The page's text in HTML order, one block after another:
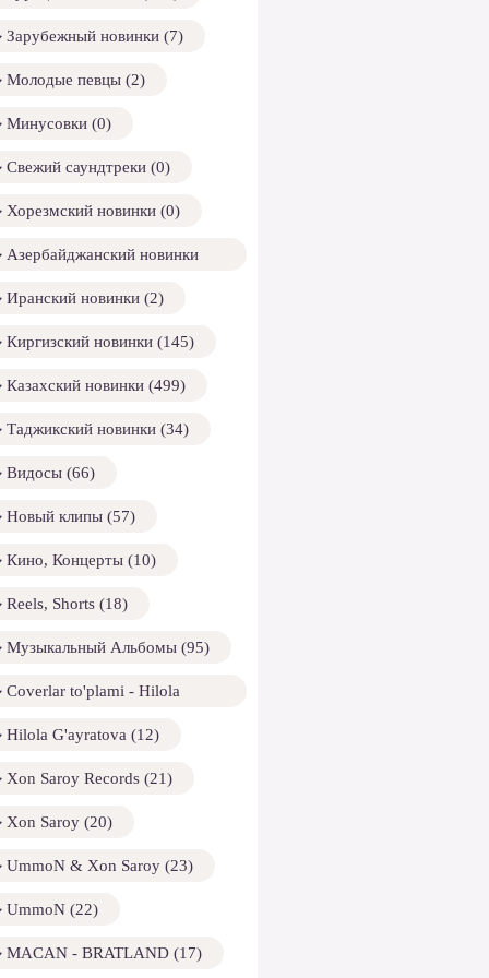
Зарубежный новинки (7)
Молодые певцы (2)
Минусовки (0)
Свежий саундтреки (0)
Хорезмский новинки (0)
Азербайджанский новинки
Иранский новинки (2)
Киргизский новинки (145)
Казахский новинки (499)
Таджикский новинки (34)
Видосы (66)
Новый клипы (57)
Кино, Концерты (10)
Reels, Shorts (18)
Музыкальный Альбомы (95)
Coverlar to'plami - Hilola
Hilola G'ayratova (12)
Xon Saroy Records (21)
Xon Saroy (20)
UmmoN & Xon Saroy (23)
UmmoN (22)
MACAN - BRATLAND (17)